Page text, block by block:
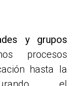
y grupos
procesos
hasta la